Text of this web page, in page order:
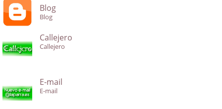
Blog
Blog
Callejero
Callejero
E-mail
E-mail